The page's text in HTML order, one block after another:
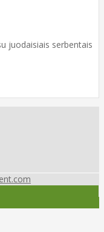
juodaisiais serbentais